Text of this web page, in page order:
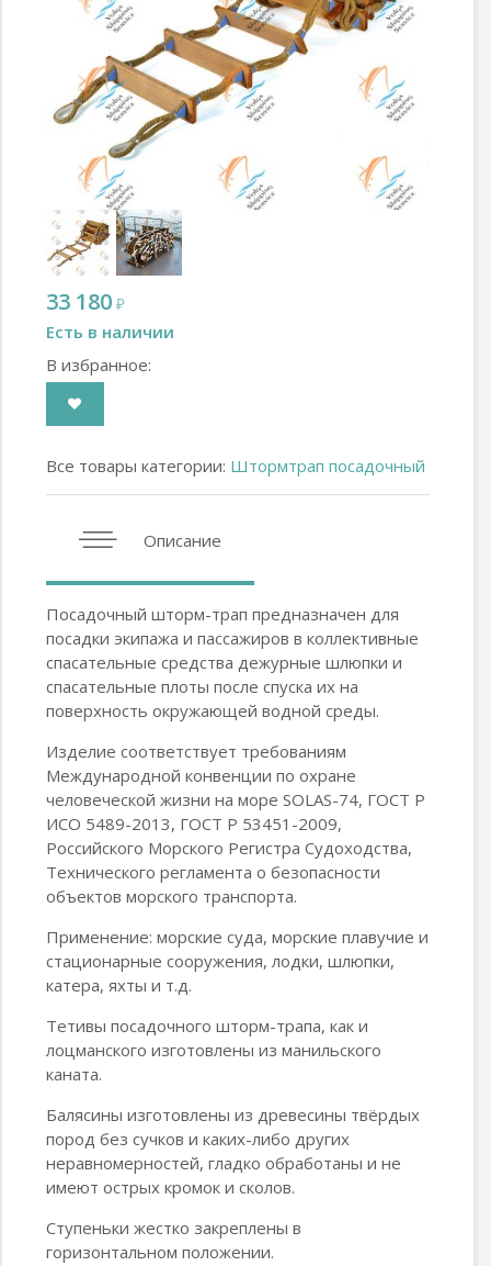
33 180 ₽
Есть в наличии
В избранное:
Все товары категории: Штормтрап посадочный
Описание
Посадочный шторм-трап предназначен для
посадки экипажа и пассажиров в коллективные
спасательные средства дежурные шлюпки и
спасательные плоты после спуска их на
поверхность окружающей водной среды.
Изделие соответствует требованиям
Международной конвенции по охране
человеческой жизни на море SOLAS-74, ГОСТ Р
ИСО 5489-2013, ГОСТ Р 53451-2009,
Российского Морского Регистра Судоходства,
Технического регламента о безопасности
объектов морского транспорта.
Применение: морские суда, морские плавучие и
стационарные сооружения, лодки, шлюпки,
катера, яхты и т.д.
Тетивы посадочного шторм-трапа, как и
лоцманского изготовлены из манильского
каната.
Балясины изготовлены из древесины твёрдых
пород без сучков и каких-либо других
неравномерностей, гладко обработаны и не
имеют острых кромок и сколов.
Ступеньки жестко закреплены в
горизонтальном положении.